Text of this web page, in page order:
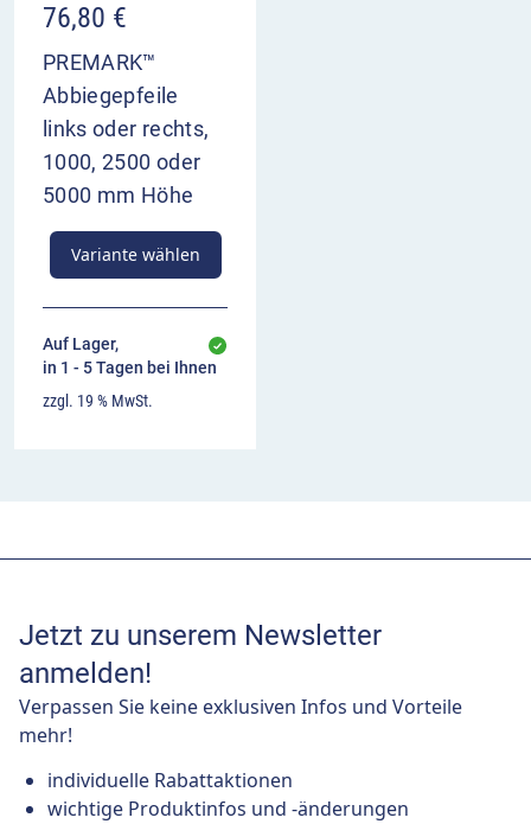
76,80 €
PREMARK™
Abbiegepfeile
links oder rechts,
1000, 2500 oder
5000 mm Höhe
Variante wählen
Auf Lager,
in 1 - 5 Tagen bei Ihnen
zzgl. 19 % MwSt.
Jetzt zu unserem Newsletter
anmelden!
Verpassen Sie keine exklusiven Infos und Vorteile
mehr!
individuelle Rabattaktionen
wichtige Produktinfos und -änderungen